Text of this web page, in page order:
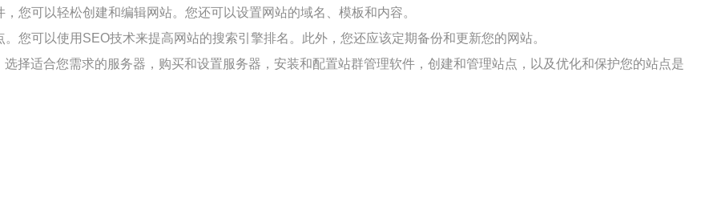
您可以轻松创建和编辑网站。您还可以设置网站的域名、模板和内容。
您可以使用SEO技术来提高网站的搜索引擎排名。此外，您还应该定期备份和更新您的网站。
择适合您需求的服务器，购买和设置服务器，安装和配置站群管理软件，创建和管理站点，以及优化和保护您的站点是